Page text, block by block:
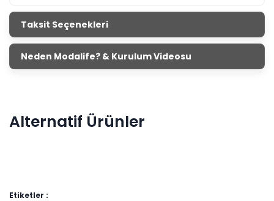
Taksit Seçenekleri
Neden Modalife? & Kurulum Videosu
Alternatif Ürünler
Etiketler :